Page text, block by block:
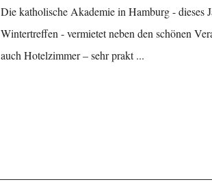
Die katholische Akademie in Hamburg - dieses
Wintertreffen - vermietet neben den schönen
auch Hotelzimmer – sehr prakt ...